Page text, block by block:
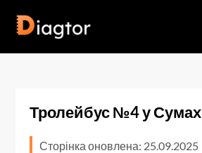
Тролейбус №4 у Сумах
Сторінка оновлена: 25.09.2025